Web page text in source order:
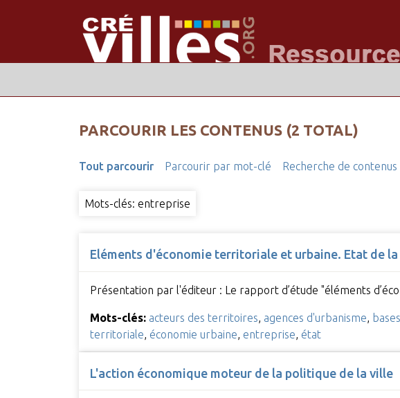
PARCOURIR LES CONTENUS (2 TOTAL)
Tout parcourir Parcourir par mot-clé Recherche de contenus
Mots-clés: entreprise
Eléments d'économie territoriale et urbaine. Etat de
Présentation par l'éditeur : Le rapport d’étude "éléments
Mots-clés: acteurs des territoires agences d'urbanisme
territoriale économie urbaine entreprise état
L'action économique moteur de la politique de la ville